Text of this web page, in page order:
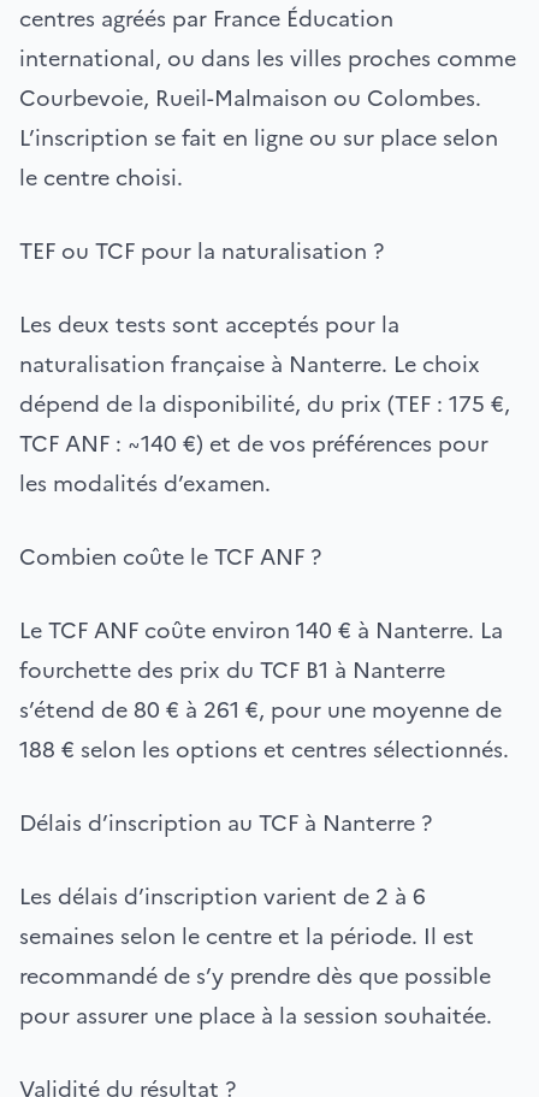
centres agréés par France Éducation
international, ou dans les villes proches comme
Courbevoie, Rueil-Malmaison ou Colombes.
L’inscription se fait en ligne ou sur place selon
le centre choisi.
TEF ou TCF pour la naturalisation ?
Les deux tests sont acceptés pour la
naturalisation française à Nanterre. Le choix
dépend de la disponibilité, du prix (TEF : 175 €,
TCF ANF : ~140 €) et de vos préférences pour
les modalités d’examen.
Combien coûte le TCF ANF ?
Le TCF ANF coûte environ 140 € à Nanterre. La
fourchette des prix du TCF B1 à Nanterre
s’étend de 80 € à 261 €, pour une moyenne de
188 € selon les options et centres sélectionnés.
Délais d’inscription au TCF à Nanterre ?
Les délais d’inscription varient de 2 à 6
semaines selon le centre et la période. Il est
recommandé de s’y prendre dès que possible
pour assurer une place à la session souhaitée.
Validité du résultat ?